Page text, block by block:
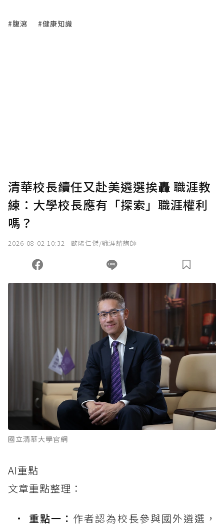
#腹瀉 #健康知識
清華校長續任又赴美遴選挨轟 職涯教
練：大學校長應有「探索」職涯權利
嗎？
2026-08-02 10:32 歐陽仁傑/職涯諮詢師
國立清華大學官網
AI重點
文章重點整理：
重點一： 作者認為校長參與國外遴選，